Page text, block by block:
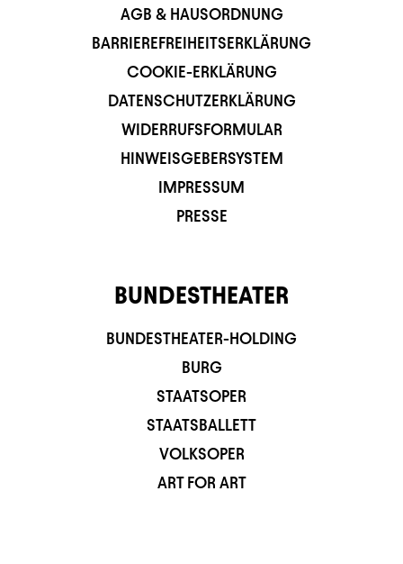
AGB & HAUSORDNUNG
BARRIEREFREIHEITSERKLÄRUNG
COOKIE-ERKLÄRUNG
DATENSCHUTZERKLÄRUNG
WIDERRUFSFORMULAR
HINWEISGEBERSYSTEM
IMPRESSUM
PRESSE
BUNDESTHEATER
BUNDESTHEATER-HOLDING
BURG
STAATSOPER
STAATSBALLETT
VOLKSOPER
ART FOR ART